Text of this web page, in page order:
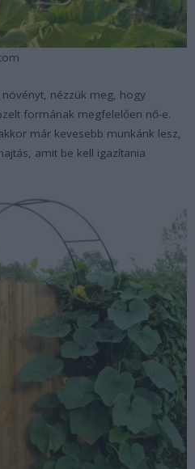
nézzük meg, hogy
formának megfelelően nő-e.
már kevesebb munkánk lesz,
amit be kell igazítania